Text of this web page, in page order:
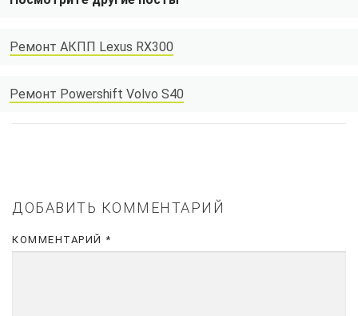
Ремонт АКПП Lexus RX300
Ремонт Powershift Volvo S40
ДОБАВИТЬ КОММЕНТАРИЙ
КОММЕНТАРИЙ *